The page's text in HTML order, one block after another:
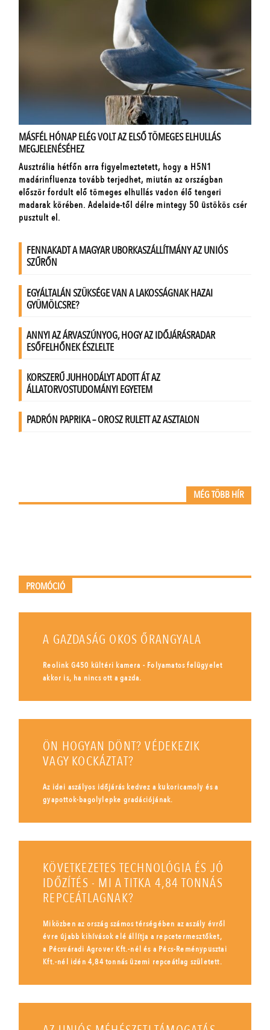
MÉG TÖBB HÍR
PROMÓCIÓ
A GAZDASÁG OKOS ŐRANGYALA
Reolink G450 kültéri kamera - Folyamatos felügyelet
akkor is, ha nincs ott a gazda.
ÖN HOGYAN DÖNT? VÉDEKEZIK
VAGY KOCKÁZTAT?
Az idei aszályos időjárás kedvez a kukoricamoly és a
gyapottok-bagolylepke gradációjának.
KÖVETKEZETES TECHNOLÓGIA ÉS JÓ
IDŐZÍTÉS - MI A TITKA 4,84 TONNÁS
REPCEÁTLAGNAK?
Miközben az ország számos térségében az aszály évről
évre újabb kihívások elé állítja a repcetermesztőket,
a Pécsváradi Agrover Kft.-nél és a Pécs-Reménypusztai
Kft.-nél idén 4,84 tonnás üzemi repceátlag született.